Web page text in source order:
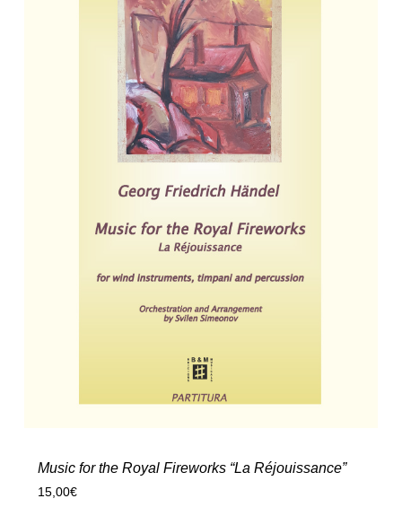
Music for the Royal Fireworks “La Réjouissance”
15,00€